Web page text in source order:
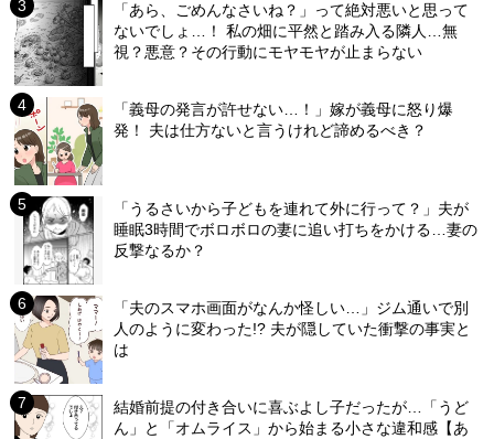
「あら、ごめんなさいね？」って絶対悪いと思って
ないでしょ…！ 私の畑に平然と踏み入る隣人…無
視？悪意？その行動にモヤモヤが止まらない
「義母の発言が許せない…！」嫁が義母に怒り爆
発！ 夫は仕方ないと言うけれど諦めるべき？
「うるさいから子どもを連れて外に行って？」夫が
睡眠3時間でボロボロの妻に追い打ちをかける…妻の
反撃なるか？
「夫のスマホ画面がなんか怪しい…」ジム通いで別
人のように変わった!? 夫が隠していた衝撃の事実と
は
結婚前提の付き合いに喜ぶよし子だったが…「うど
ん」と「オムライス」から始まる小さな違和感【あ